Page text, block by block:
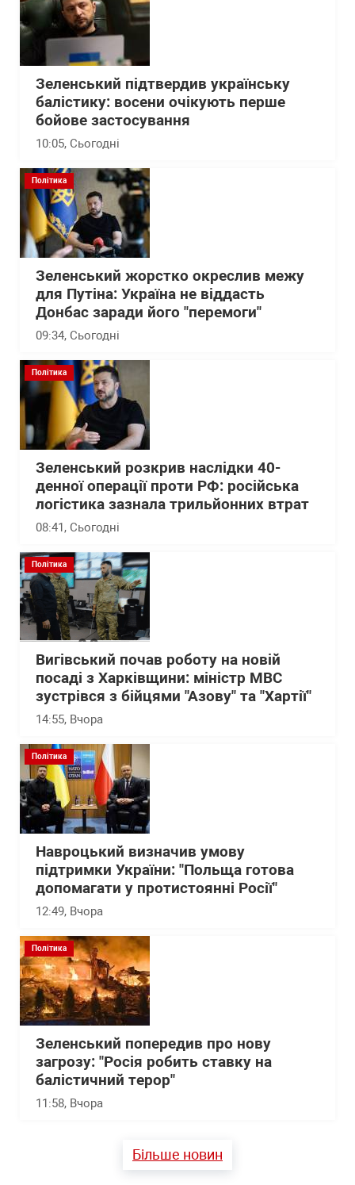
Зеленський підтвердив українську
балістику: восени очікують перше
бойове застосування
10:05, Сьогодні
Політика
Зеленський жорстко окреслив межу
для Путіна: Україна не віддасть
Донбас заради його "перемоги"
09:34, Сьогодні
Політика
Зеленський розкрив наслідки 40-
денної операції проти РФ: російська
логістика зазнала трильйонних втрат
08:41, Сьогодні
Політика
Вигівський почав роботу на новій
посаді з Харківщини: міністр МВС
зустрівся з бійцями "Азову" та "Хартії"
14:55, Вчора
Політика
Навроцький визначив умову
підтримки України: "Польща готова
допомагати у протистоянні Росії"
12:49, Вчора
Політика
Зеленський попередив про нову
загрозу: "Росія робить ставку на
балістичний терор"
11:58, Вчора
Більше новин